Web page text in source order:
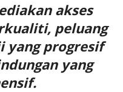
akses
peluang
yang progresif
yang